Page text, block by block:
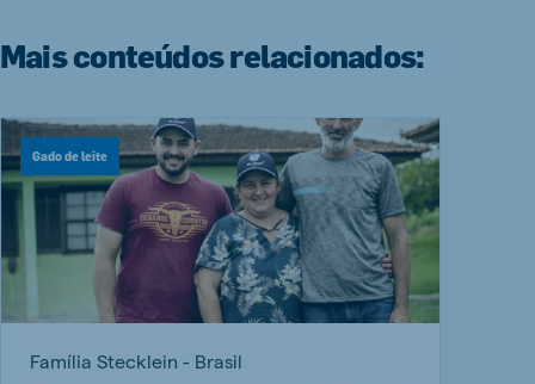
Mais conteúdos relacionados:
Gado de leite
Família Stecklein - Brasil